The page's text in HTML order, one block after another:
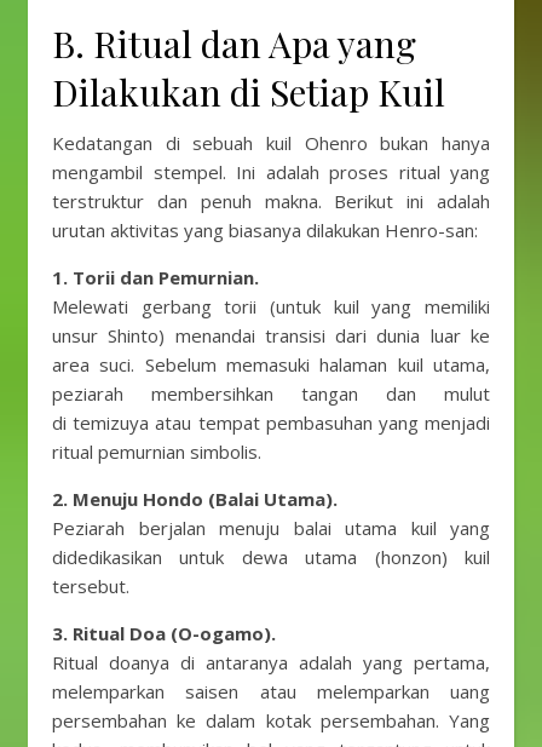
B. Ritual dan Apa yang
Dilakukan di Setiap Kuil
Kedatangan di sebuah kuil Ohenro bukan hanya
mengambil stempel. Ini adalah proses ritual yang
terstruktur dan penuh makna. Berikut ini adalah
urutan aktivitas yang biasanya dilakukan Henro-san:
1. Torii dan Pemurnian.
Melewati gerbang torii (untuk kuil yang memiliki
unsur Shinto) menandai transisi dari dunia luar ke
area suci. Sebelum memasuki halaman kuil utama,
peziarah membersihkan tangan dan mulut
di temizuya atau tempat pembasuhan yang menjadi
ritual pemurnian simbolis.
2. Menuju Hondo (Balai Utama).
Peziarah berjalan menuju balai utama kuil yang
didedikasikan untuk dewa utama (honzon) kuil
tersebut.
3. Ritual Doa (O-ogamo).
Ritual doanya di antaranya adalah yang pertama,
melemparkan saisen atau melemparkan uang
persembahan ke dalam kotak persembahan. Yang